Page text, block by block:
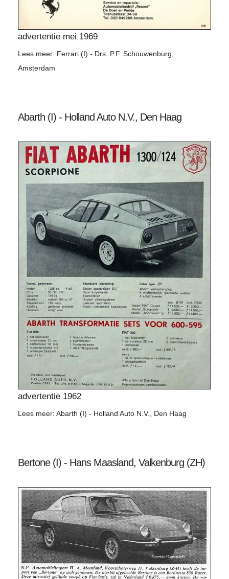
advertentie mei 1969
Lees meer: Ferrari (I) - Drs. P.F. Schouwenburg,
Amsterdam
Abarth (I) - Holland Auto N.V., Den Haag
advertentie 1962
Lees meer: Abarth (I) - Holland Auto N.V., Den Haag
Bertone (I) - Hans Maasland, Valkenburg (ZH)